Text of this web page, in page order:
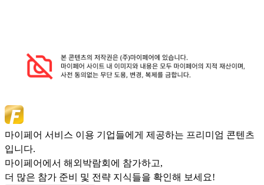
마이페어 서비스 이용 기업들에게 제공하는 프리미엄 콘텐츠
입니다.
마이페어에서 해외박람회에 참가하고,
더 많은 참가 준비 및 전략 지식들을 확인해 보세요!